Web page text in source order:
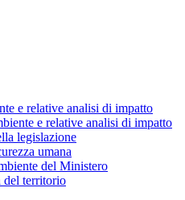
e relative analisi di impatto
e relative analisi di impatto
legislazione
umana
del Ministero
del territorio